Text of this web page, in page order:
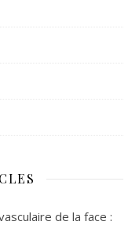
de la face :